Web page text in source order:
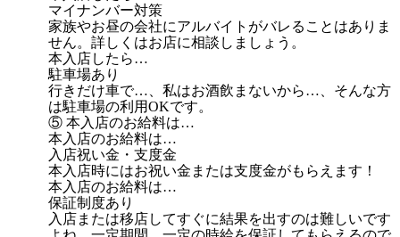
マイナンバー対策
家族やお昼の会社にアルバイトがバレることはありま
せん。詳しくはお店に相談しましょう。
本入店したら…
駐車場あり
行きだけ車で…、私はお酒飲まないから…、そんな方
は駐車場の利用OKです。
⑤ 本入店のお給料は…
本入店のお給料は…
入店祝い金・支度金
本入店時にはお祝い金または支度金がもらえます！
本入店のお給料は…
保証制度あり
入店または移店してすぐに結果を出すのは難しいです